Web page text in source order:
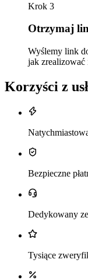
Krok 3
Otrzymaj
Wyślemy link
jak
Korzyści z
Bezpieczne
Dedykowany
Tysiące